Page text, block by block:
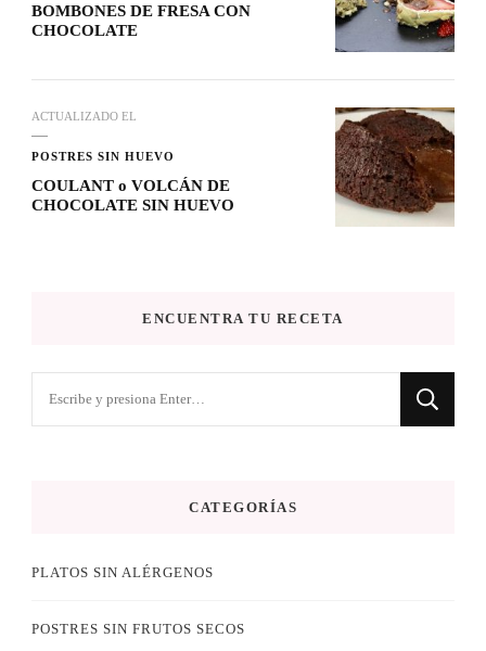
BOMBONES DE FRESA CON
CHOCOLATE
ACTUALIZADO EL
POSTRES SIN HUEVO
COULANT o VOLCÁN DE
CHOCOLATE SIN HUEVO
ENCUENTRA TU RECETA
CATEGORÍAS
PLATOS SIN ALÉRGENOS
POSTRES SIN FRUTOS SECOS